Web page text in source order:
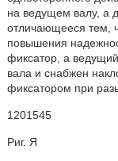
на ведущем валу, а
отличающееся тем,
повышения
фиксатор, а
вала и снабжен
фиксатором при
1201545
Риг. Я